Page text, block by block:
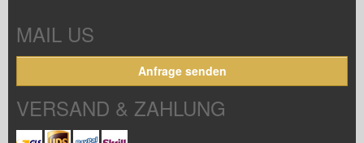
MAIL US
Anfrage senden
VERSAND & ZAHLUNG